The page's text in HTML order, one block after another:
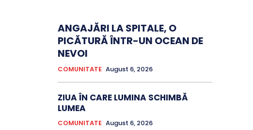
ANGAJĂRI LA SPITALE, O
PICĂTURĂ ÎNTR-UN OCEAN DE
NEVOI
COMUNITATE August 6, 2026
ZIUA ÎN CARE LUMINA SCHIMBĂ
LUMEA
COMUNITATE August 6, 2026